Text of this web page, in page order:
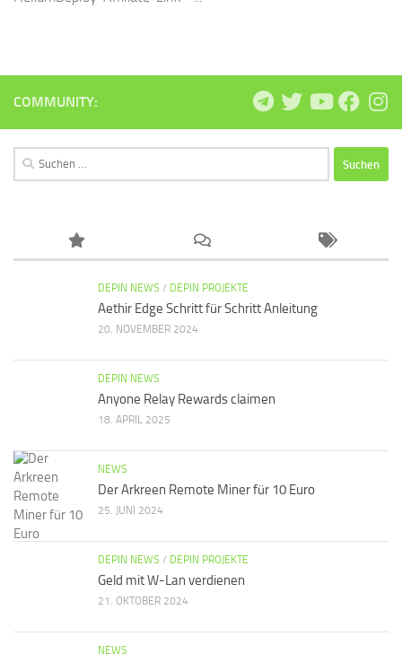
COMMUNITY:
Suchen
nach:
DEPIN NEWS / DEPIN PROJEKTE
Aethir Edge Schritt für Schritt Anleitung
20. NOVEMBER 2024
DEPIN NEWS
Anyone Relay Rewards claimen
18. APRIL 2025
NEWS
Der Arkreen Remote Miner für 10 Euro
25. JUNI 2024
DEPIN NEWS / DEPIN PROJEKTE
Geld mit W-Lan verdienen
21. OKTOBER 2024
NEWS